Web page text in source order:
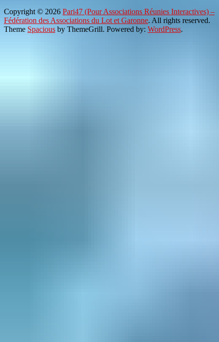
Copyright © 2026 Pari47 (Pour Associations Réunies Interactives) –
Fédération des Associations du Lot et Garonne. All rights reserved.
Theme Spacious by ThemeGrill. Powered by: WordPress.